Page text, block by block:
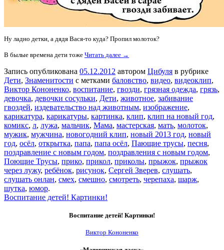
Ну ладно детки, а дядя Вася-то куда? Пропил молоток?
В былые времена дети тоже Читать далее →
Запись опубликована 05.12.2012 автором Цибуля в рубрике
Дети, Знаменитости с метками баловство, видео, видеоклип,
Виктор Кононенко, воспитание, гвозди, грязная одежда, грязь,
девочка, девочки сосульки, Дети, животное, забивание
гвоздей, издевательство над животным, изображение,
карикатура, карикатуры, картинка, клип, клип на новый год,
комикс, л, лужа, мальчик, Мама, мастерская, мать, молоток,
мужик, мужчина, новогодний клип, новый 2013 год, новый
год, осёл, открытка, папа, папа осёл, Пающие трусы, песня,
поздравление с новым годом, поздравления с новым годом,
Поющие Трусы, прико, прикол, приколы, прыжок, прыжок
через лужу, ребёнок, рисунок, Сергей Зверев, слушать,
слушать онлан, смех, смешно, смотреть, черепаха, шарж,
шутка, юмор.
Воспитание детей! Картинки!
Воспитание детей! Картинки!
Виктор Кононенко